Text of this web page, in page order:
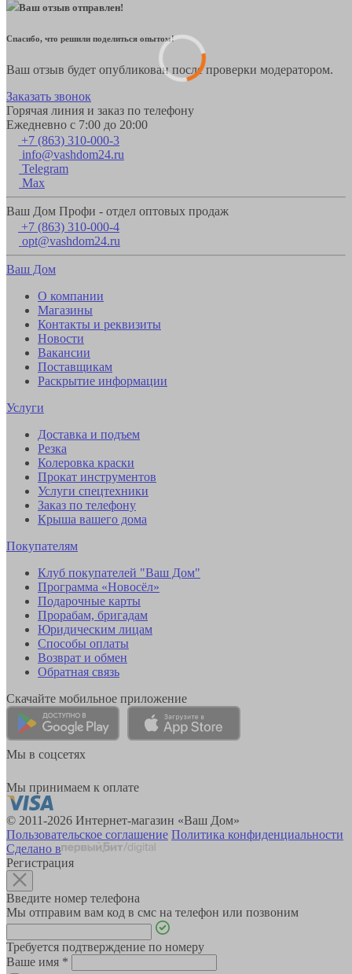
Ваш отзыв отправлен!
Спасибо, что решили поделиться опытом!
Ваш отзыв будет опубликован после проверки модератором.
Заказать звонок
Горячая линия и заказ по телефону
Ежедневно с 7:00 до 20:00
+7 (863) 310-000-3
info@vashdom24.ru
Telegram
Max
Ваш Дом Профи - отдел оптовых продаж
+7 (863) 310-000-4
opt@vashdom24.ru
Ваш Дом
О компании
Магазины
Контакты и реквизиты
Новости
Вакансии
Поставщикам
Раскрытие информации
Услуги
Доставка и подъем
Резка
Колеровка краски
Прокат инструментов
Услуги спецтехники
Заказ по телефону
Крыша вашего дома
Покупателям
Клуб покупателей "Ваш Дом"
Программа «Новосёл»
Подарочные карты
Прорабам, бригадам
Юридическим лицам
Способы оплаты
Возврат и обмен
Обратная связь
Скачайте мобильное приложение
Мы в соцсетях
Мы принимаем к оплате
© 2011-2026 Интернет-магазин «Ваш Дом»
Пользовательское соглашение Политика конфиденциальности
Сделано в
Регистрация
Введите номер телефона
Мы отправим вам код в смс на телефон или позвоним
Требуется подтверждение по номеру
Ваше имя *